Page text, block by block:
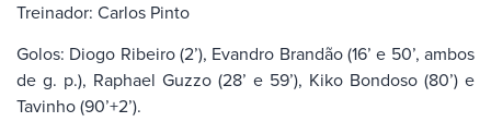
Treinador: Carlos Pinto
Golos: Diogo Ribeiro (2’), Evandro Brandão (16’ e 50’, ambos
de g. p.), Raphael Guzzo (28’ e 59’), Kiko Bondoso (80’) e
Tavinho (90’+2’).